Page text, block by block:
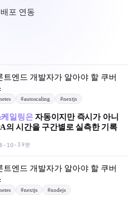
포 연동
트엔드 개발자가 알아야 할 쿠버
#autoscaling #nextjs
일링은 자동이지만 즉시가 아니
의 시간을 구간별로 실측한 기록
10 · 39분
트엔드 개발자가 알아야 할 쿠버
#nextjs #nodejs